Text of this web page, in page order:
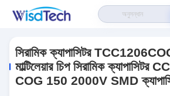
মাল্টিলেয়ার চিপ সিরামিক ক্যাপাসিটর CCTC 1206 COG 150
সিরামিক ক্যাপাসিটর
মাল্টিলেয়ার চিপ সিরামিক
COG 150 2000V SMD